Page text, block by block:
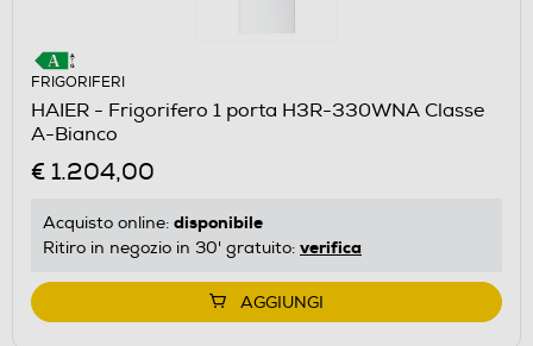
FRIGORIFERI
HAIER - Frigorifero 1 porta H3R-330WNA Classe
A-Bianco
€ 1.204,00
Acquisto online: disponibile
Ritiro in negozio in 30' gratuito: verifica
AGGIUNGI